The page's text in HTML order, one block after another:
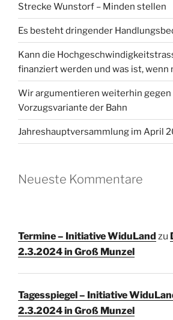
Strecke Wunstorf – Minden stellen
Es besteht dringender
Kann die
finanziert werden und was ist, wenn
Wir argumentieren weiterhin gegen
Vorzugsvariante der Bahn
Jahreshauptversammlung im April
Neueste Kommentare
Termine – Initiative WiduLand zu
2.3.2024 in Groß Munzel
Tagesspiegel – Initiative
2.3.2024 in Groß Munzel